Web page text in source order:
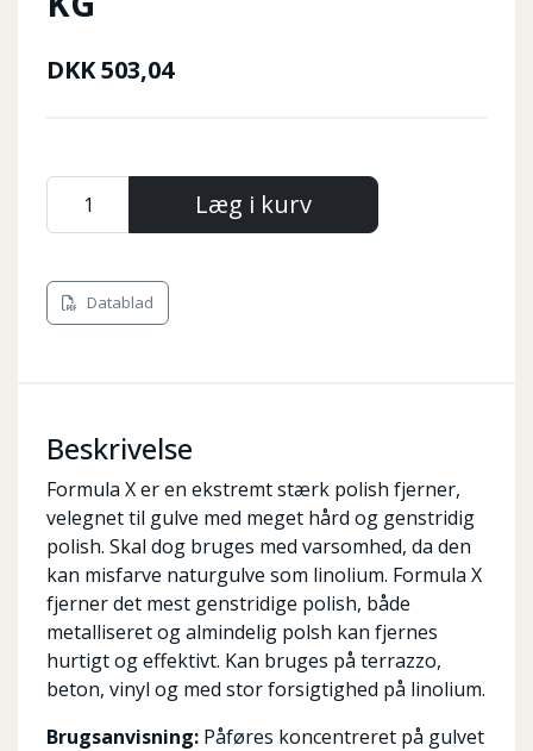
DKK503,04
Læg i kurv
Datablad
Beskrivelse
Formula X er en ekstremt stærk polish fjerner,
velegnet til gulve med meget hård og genstridig
polish. Skal dog bruges med varsomhed, da den
kan misfarve naturgulve som linolium. Formula X
fjerner det mest genstridige polish, både
metalliseret og almindelig polsh kan fjernes
hurtigt og effektivt. Kan bruges på terrazzo,
beton, vinyl og med stor forsigtighed på linolium.
Brugsanvisning: Påføres koncentreret på gulvet